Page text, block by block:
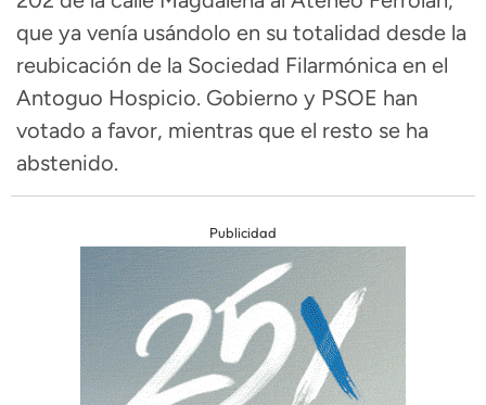
que ya venía usándolo en su totalidad desde la
reubicación de la Sociedad Filarmónica en el
Antoguo Hospicio. Gobierno y PSOE han
votado a favor, mientras que el resto se ha
abstenido.
Publicidad